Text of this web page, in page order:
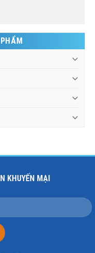
KHUYẾN MẠI